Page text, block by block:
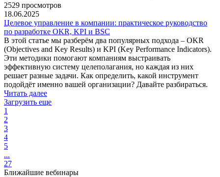
2529 просмотров
18.06.2025
Целевое управление в компании: практическое руководство
по разработке OKR, KPI и BSC
В этой статье мы разберём два популярных подхода – OKR
(Objectives and Key Results) и KPI (Key Performance Indicators).
Эти методики помогают компаниям выстраивать
эффективную систему целеполагания, но каждая из них
решает разные задачи. Как определить, какой инструмент
подойдёт именно вашей организации? Давайте разбираться.
Читать далее
Загрузить еще
1
2
3
4
5
...
27
Ближайшие вебинары